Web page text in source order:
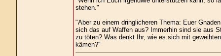
stehen."
"Aber zu einem dringlicheren Thema: Euer
sich das auf Waffen aus? Immerhin sind sie aus
zu töten? Was denkt Ihr, wie es sich mit
kämen?"